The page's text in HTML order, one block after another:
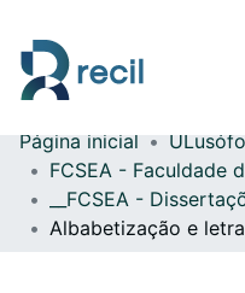
Comunidades & Coleções
Percorrer repositório
Página inicial